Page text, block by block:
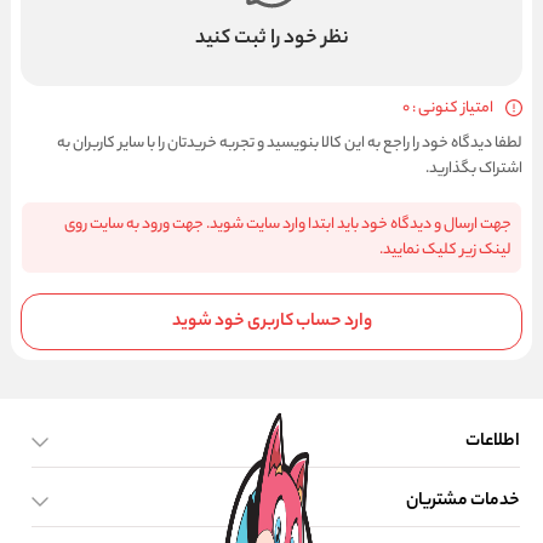
نظر خود را ثبت کنید
امتیاز کنونی : 0
لطفا دیدگاه خود را راجع به این کالا بنویسید و تجربه خریدتان را با سایر کاربران به
اشتراک بگذارید.
جهت ارسال و دیدگاه خود باید ابتدا وارد سایت شوید. جهت ورود به سایت روی
لینک زیر کلیک نمایید.
وارد حساب کاربری خود شوید
اطلاعات
صفحه اصلی
خدمات مشتریان